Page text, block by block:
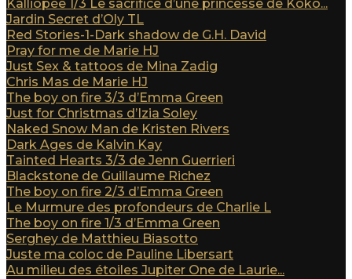
Kalliopée 1/3 Le sacrifice d’une princesse de Koko...
Jardin Secret d’Oly TL
Red Stories-1-Dark shadow de G.H. David
Pray for me de Marie HJ
Just Sex & tattoos de Mina Zadig
Chris Mas de Marie HJ
The boy on fire 3/3 d’Emma Green
Just for Christmas d’Izia Soley
Naked Snow Man de Kristen Rivers
Dark Ages de Kalvin Kay
Tainted Hearts 3/3 de Jenn Guerrieri
Blackstone de Guillaume Richez
The boy on fire 2/3 d’Emma Green
Le Murmure des profondeurs de Charlie L
The boy on fire 1/3 d’Emma Green
Serghey de Matthieu Biasotto
Juste ma coloc de Pauline Libersart
Au milieu des étoiles Jupiter One de Laurie...